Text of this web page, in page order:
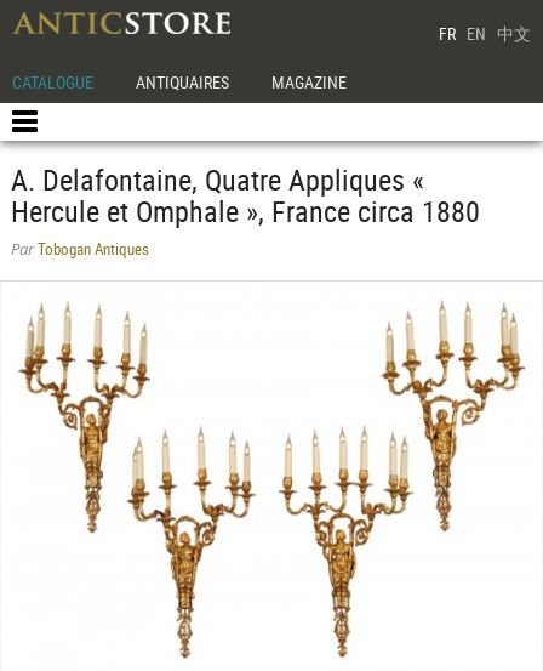
FR EN 中文
CATALOGUE ANTIQUAIRES MAGAZINE
A. Delafontaine, Quatre Appliques «
Hercule et Omphale », France circa 1880
ParTobogan Antiques